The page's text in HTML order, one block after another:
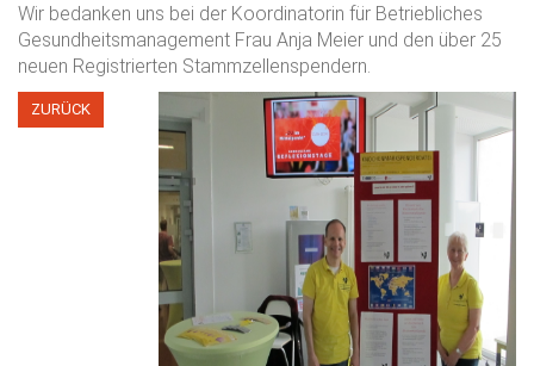
Wir bedanken uns bei der Koordinatorin für Betriebliches
Gesundheitsmanagement Frau Anja Meier und den über 25
neuen Registrierten Stammzellenspendern.
ZURÜCK